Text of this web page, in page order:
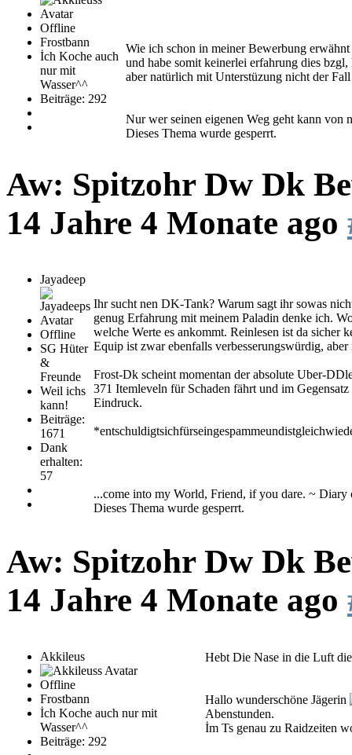
Offline
Frostbann
İch Koche auch
nur mit
Wasser^^
Beiträge: 292
Wie ich schon in meiner Bewerbung
und habe somit keinerlei erfahrung dies
aber natürlich mit Unterstüzung nicht der
Nur wer seinen eigenen Weg geht kann von
Dieses Thema wurde gesperrt.
Aw: Spitzohr Dw Dk
14 Jahre 4 Monate ago
Jayadeep
Offline
SG Hüter
&
Freunde
Weil ichs
kann!
Beiträge:
1671
Dank
erhalten:
57
Ihr sucht nen DK-Tank? Warum sagt ihr sowas
genug Erfahrung mit meinem Paladin denke ich.
welche Werte es ankommt. Reinlesen ist da sicher
Equip ist zwar ebenfalls verbesserungswürdig,
Frost-Dk scheint momentan der absolute Uber-
371 Itemleveln für Schaden fährt und im
Eindruck.
...come into my World, Friend, if you dare. ~ Diary
Dieses Thema wurde gesperrt.
Aw: Spitzohr Dw Dk
14 Jahre 4 Monate ago
Akkileus
Offline
Frostbann
İch Koche auch nur mit
Wasser^^
Beiträge: 292
Hebt Die Nase in die Luft
Hallo wunderschöne Jägerin
Abenstunden.
İm Ts genau zu Raidzeiten